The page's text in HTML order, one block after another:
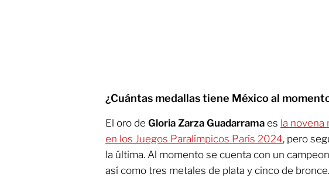
¿Cuántas medallas tiene México al
El oro de Gloria Zarza Guadarrama es la novena
en los Juegos Paralímpicos París 2024, pero
la última. Al momento se cuenta con un
así como tres metales de plata y cinco de bronce.